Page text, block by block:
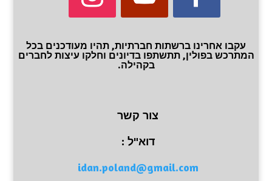
עקבו אחרינו ברשתות חברתיות, תהיו מעודכנים בכל
המתרכש בפולין, תתשתפו בדיונים וחלקו עיצות לחברים
בקהילה.
צור קשר
דוא"ל :
idan.poland@gmail.com